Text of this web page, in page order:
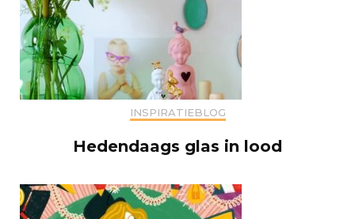
INSPIRATIEBLOG
Hedendaags glas in lood